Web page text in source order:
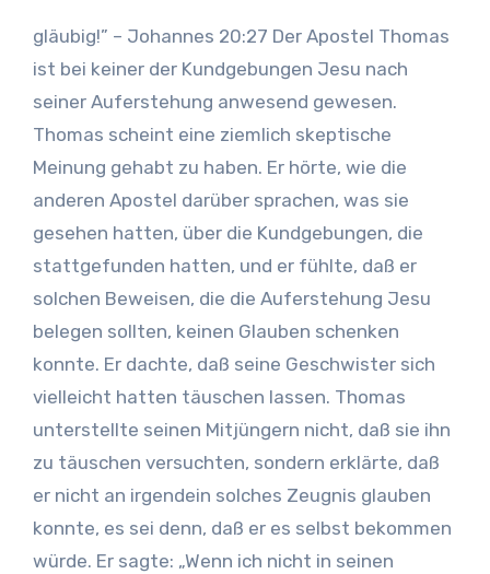
gläubig!” – Johannes 20:27 Der Apostel Thomas
ist bei keiner der Kundgebungen Jesu nach
seiner Auferstehung anwesend gewesen.
Thomas scheint eine ziemlich skeptische
Meinung gehabt zu haben. Er hörte, wie die
anderen Apostel darüber sprachen, was sie
gesehen hatten, über die Kundgebungen, die
stattgefunden hatten, und er fühlte, daß er
solchen Beweisen, die die Auferstehung Jesu
belegen sollten, keinen Glauben schenken
konnte. Er dachte, daß seine Geschwister sich
vielleicht hatten täuschen lassen. Thomas
unterstellte seinen Mitjüngern nicht, daß sie ihn
zu täuschen versuchten, sondern erklärte, daß
er nicht an irgendein solches Zeugnis glauben
konnte, es sei denn, daß er es selbst bekommen
würde. Er sagte: „Wenn ich nicht in seinen